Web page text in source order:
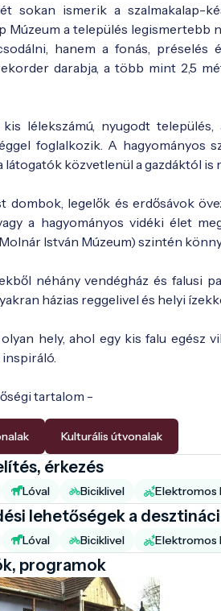
sokan ismerik a szalmakalap-
Múzeum a település
hanem a fonás,
darabja, a több mint 2,5
lélekszámú, nyugodt
foglalkozik. A hagyományos
látogatók közvetlenül a gazdáktól is
dombok, legelők és erdősávok
a hagyományos vidéki élet
István Múzeum) szintén
néhány vendégház és falusi
házias reggelivel és helyi
hely, ahol egy kis falu egész
tartalom -
Kulturális útvonalak
érkezés
Lóval Biciklivel Elektromos
lehetőségek a
Lóval Biciklivel Elektromos
programok